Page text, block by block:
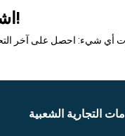
اشترك في النشرة الإخبارية!
أي شيء: احصل على آخر
التجارية الشعبية